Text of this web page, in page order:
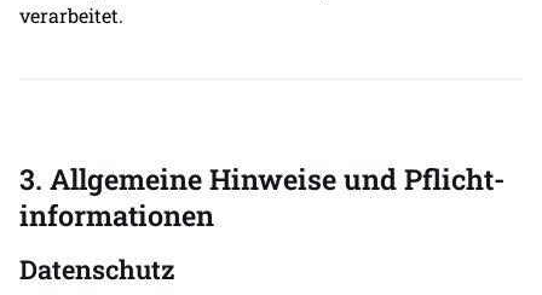
verarbeitet.
3. Allgemeine Hinweise und Pflicht­
informationen
Datenschutz